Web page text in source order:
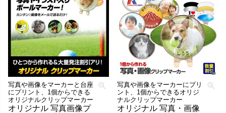
写真や画像をマーカーと台座
にプリント、1個からできる
オリジナルクリップマーカー
オリジナル 写真画像プ
写真や画像をマーカーにプリ
ント、1個からできるオリジ
ナルクリップマーカー
オリジナル 写真・画像